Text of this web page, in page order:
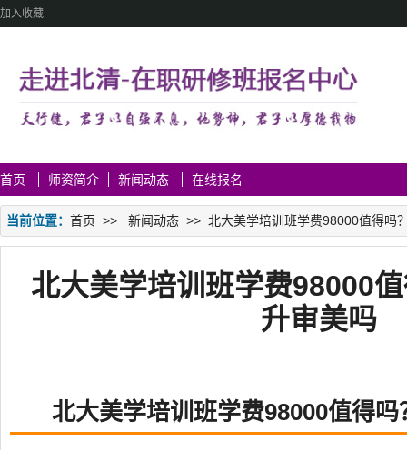
加入收藏
首页 师资简介 新闻动态 在线报名
当前位置： 首页 >> 新闻动态 >> 北大美学培训班学费98000值得吗
北大美学培训班学费98000
升审美吗
北大美学培训班学费98000值得